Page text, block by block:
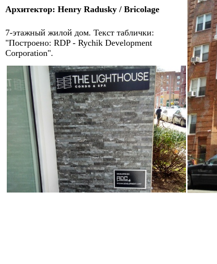
Архитектор: Henry Radusky / Bricolage
7-этажный жилой дом. Текст таблички:
"Построено: RDP - Rychik Development
Corporation".